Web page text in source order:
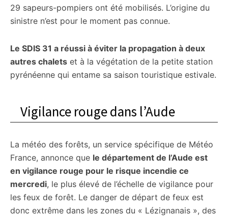
29 sapeurs-pompiers ont été mobilisés. L’origine du
sinistre n’est pour le moment pas connue.
Le SDIS 31 a réussi à éviter la propagation à deux
autres chalets et à la végétation de la petite station
pyrénéenne qui entame sa saison touristique estivale.
Vigilance rouge dans l’Aude
La météo des forêts, un service spécifique de Météo
France, annonce que le département de l’Aude est
en vigilance rouge pour le risque incendie ce
mercredi, le plus élevé de l’échelle de vigilance pour
les feux de forêt. Le danger de départ de feux est
donc extrême dans les zones du « Lézignanais », des